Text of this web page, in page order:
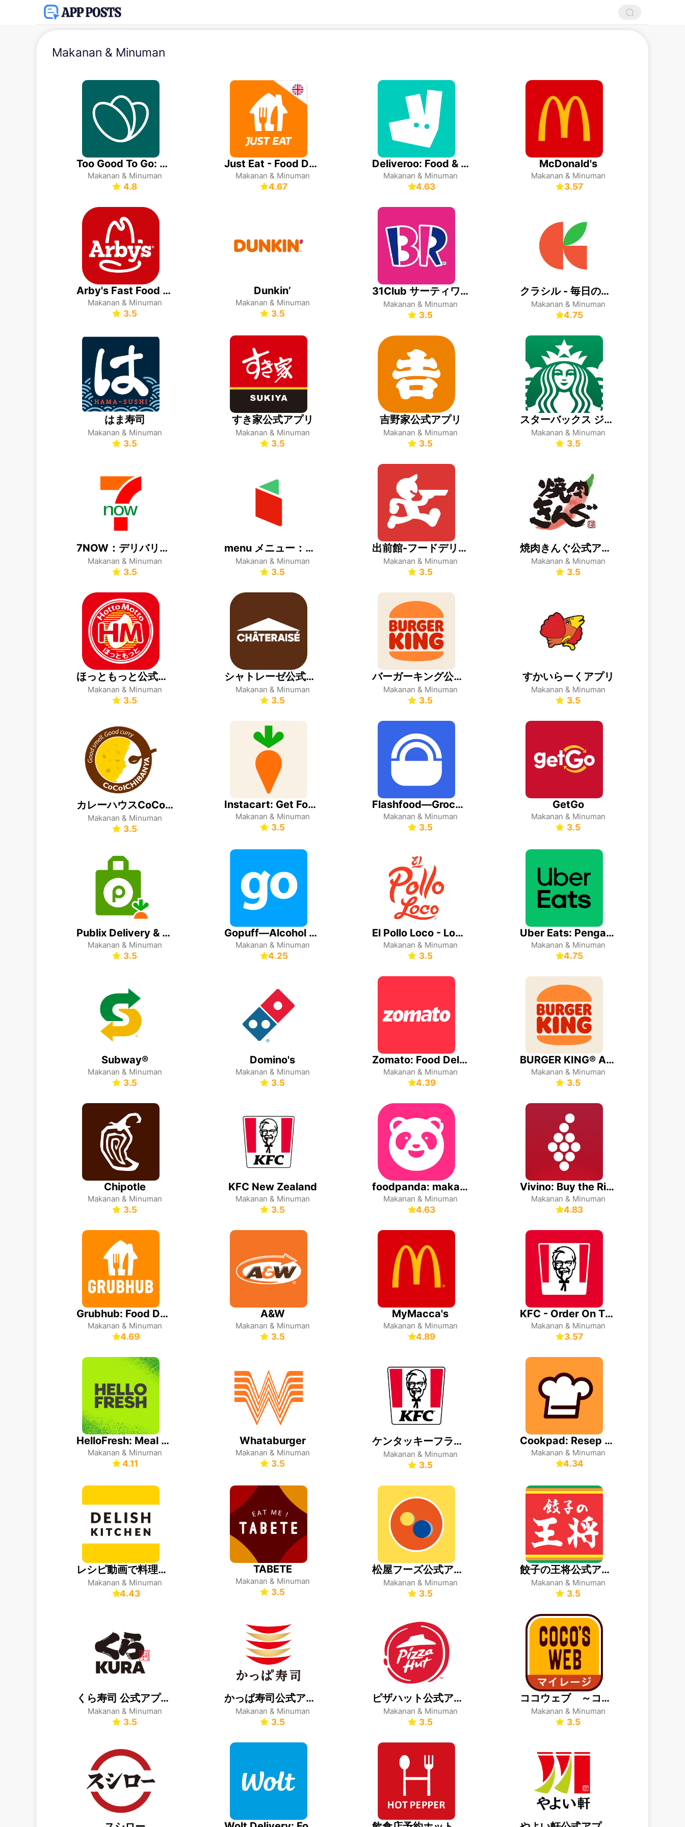
Makanan & Minuman
Too Good To Go: End Food Waste
Makanan & Minuman
4.8
Just Eat - Food Delivery
Makanan & Minuman
4.67
Deliveroo: Food & Shopping
Makanan & Minuman
4.63
McDonald's
Makanan & Minuman
3.57
Arby's Fast Food Sandwiches
Makanan & Minuman
3.5
Dunkin’
Makanan & Minuman
3.5
31Club サーティワン公式アプリ
Makanan & Minuman
3.5
クラシル - 毎日の献立に！レシピ動画で料理がおいしく作れる
Makanan & Minuman
4.75
はま寿司
Makanan & Minuman
3.5
すき家公式アプリ
Makanan & Minuman
3.5
吉野家公式アプリ
Makanan & Minuman
3.5
スターバックス ジャパン公式モバイルアプリ
Makanan & Minuman
3.5
7NOW：デリバリー/宅配/出前
Makanan & Minuman
3.5
menu メニュー：フードデリバリー＆テイクアウト
Makanan & Minuman
3.5
出前館-フードデリバリー
Makanan & Minuman
3.5
焼肉きんぐ公式アプリ
Makanan & Minuman
3.5
ほっともっと公式アプリ-HottoMotto-クーポンでお得
Makanan & Minuman
3.5
シャトレーゼ公式アプリ
Makanan & Minuman
3.5
バーガーキング公式アプリ Burger King
Makanan & Minuman
3.5
すかいらーくアプリ
Makanan & Minuman
3.5
カレーハウスCoCo壱番屋公式アプリ
Makanan & Minuman
3.5
Instacart: Get Food Delivery
Makanan & Minuman
3.5
Flashfood—Grocery deals
Makanan & Minuman
3.5
GetGo
Makanan & Minuman
3.5
Publix Delivery & Curbside
Makanan & Minuman
3.5
Gopuff—Alcohol & Food Delivery
Makanan & Minuman
4.25
El Pollo Loco - Loco Rewards
Makanan & Minuman
3.5
Uber Eats: Pengantaran makanan
Makanan & Minuman
4.75
Subway®
Makanan & Minuman
3.5
Domino's
Makanan & Minuman
3.5
Zomato: Food Delivery & Dining
Makanan & Minuman
4.39
BURGER KING® App
Makanan & Minuman
3.5
Chipotle
Makanan & Minuman
3.5
KFC New Zealand
Makanan & Minuman
3.5
foodpanda: makanan dan runcit
Makanan & Minuman
4.63
Vivino: Buy the Right Wine
Makanan & Minuman
4.83
Grubhub: Food Delivery
Makanan & Minuman
4.69
A&W
Makanan & Minuman
3.5
MyMacca's
Makanan & Minuman
4.89
KFC - Order On The Go
Makanan & Minuman
3.57
HelloFresh: Meal Kit Delivery
Makanan & Minuman
4.11
Whataburger
Makanan & Minuman
3.5
ケンタッキーフライドチキン公式モバイルアプリ
Makanan & Minuman
3.5
Cookpad: Resep Masakan Harian
Makanan & Minuman
4.34
レシピ動画で料理献立を簡単‪に - デリッシュキッチン
Makanan & Minuman
4.43
TABETE
Makanan & Minuman
3.5
松屋フーズ公式アプリ
Makanan & Minuman
3.5
餃子の王将公式アプリ
Makanan & Minuman
3.5
くら寿司 公式アプリ Produced by EPARK
Makanan & Minuman
3.5
かっぱ寿司公式アプリ
Makanan & Minuman
3.5
ピザハット公式アプリ 宅配ピザのPizzaHut
Makanan & Minuman
3.5
ココウェブ ～ココス公式アプリ～
Makanan & Minuman
3.5